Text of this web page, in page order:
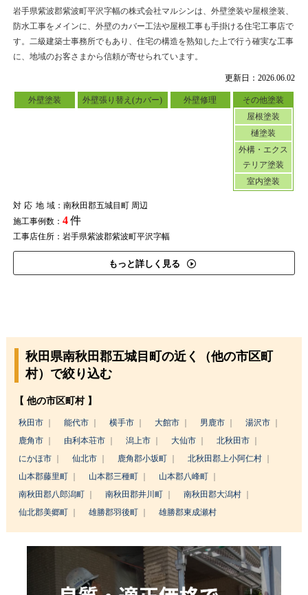
更新日：2026.06.02
外壁塗装 外壁張り替え(カバー) 外壁修理
その他塗装
屋根塗装
樋塗装
外構・エクス
テリア塗装
室内塗装
対応地域：南秋田郡五城目町 周辺
施工事例数： 4件
工事店住所：岩手県紫波郡紫波町平沢字幅
もっと詳しく見る
岩手県紫波郡紫波町平沢字幅の株式会社マルシンは、外壁塗装や屋根塗装、
防水工事をメインに、外壁のカバー工法や屋根工事も手掛ける住宅工事店で
す。二級建築士事務所でもあり、住宅の構造を熟知した上で行う確実な工事
に、地域のお客さまから信頼が寄せられています。
秋田県南秋田郡五城目町の近く（他の市区町
村）で絞り込む
【 他の市区町村 】
秋田市 能代市 横手市 大館市 男鹿市
湯沢市
鹿角市
由利本荘市 潟上市 大仙市
北秋田市
にかほ市
仙北市 鹿角郡小坂町
北秋田郡上小阿仁村
山本郡藤里町
山本郡三種町
山本郡八峰町
南秋田郡八郎潟町
南秋田郡井川町
南秋田郡大潟村
仙北郡美郷町
雄勝郡羽後町 雄勝郡東成瀬村